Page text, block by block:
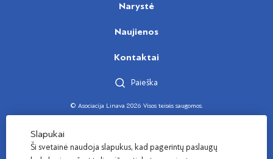
Narystė
Naujienos
Kontaktai
Paieška
© Asociacija Linava 2026 Visos teisės saugomos.
Slapukai
Ši svetainė naudoja slapukus, kad pagerintų paslaugų